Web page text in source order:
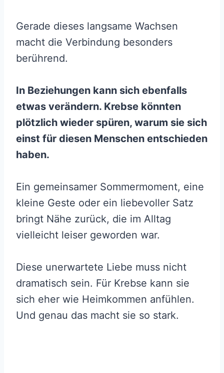
Gerade dieses langsame Wachsen
macht die Verbindung besonders
berührend.
In Beziehungen kann sich ebenfalls
etwas verändern. Krebse könnten
plötzlich wieder spüren, warum sie sich
einst für diesen Menschen entschieden
haben.
Ein gemeinsamer Sommermoment, eine
kleine Geste oder ein liebevoller Satz
bringt Nähe zurück, die im Alltag
vielleicht leiser geworden war.
Diese unerwartete Liebe muss nicht
dramatisch sein. Für Krebse kann sie
sich eher wie Heimkommen anfühlen.
Und genau das macht sie so stark.